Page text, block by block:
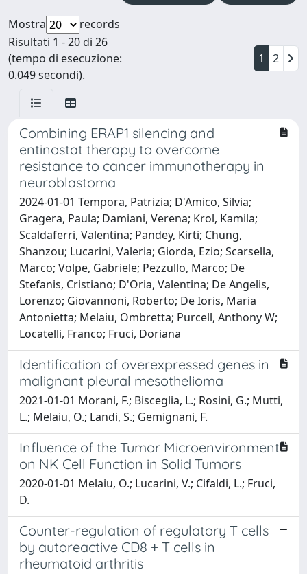
Mostra
records
Risultati 1 - 20 di 26
(tempo di esecuzione:
0.049 secondi).
1 2
Combining ERAP1 silencing and
entinostat therapy to overcome
resistance to cancer immunotherapy in
neuroblastoma
2024-01-01 Tempora, Patrizia; D'Amico, Silvia;
Gragera, Paula; Damiani, Verena; Krol, Kamila;
Scaldaferri, Valentina; Pandey, Kirti; Chung,
Shanzou; Lucarini, Valeria; Giorda, Ezio; Scarsella,
Marco; Volpe, Gabriele; Pezzullo, Marco; De
Stefanis, Cristiano; D'Oria, Valentina; De Angelis,
Lorenzo; Giovannoni, Roberto; De Ioris, Maria
Antonietta; Melaiu, Ombretta; Purcell, Anthony W;
Locatelli, Franco; Fruci, Doriana
Identification of overexpressed genes in
malignant pleural mesothelioma
2021-01-01 Morani, F.; Bisceglia, L.; Rosini, G.; Mutti,
L.; Melaiu, O.; Landi, S.; Gemignani, F.
Influence of the Tumor Microenvironment
on NK Cell Function in Solid Tumors
2020-01-01 Melaiu, O.; Lucarini, V.; Cifaldi, L.; Fruci,
D.
Counter-regulation of regulatory T cells
by autoreactive CD8 + T cells in
rheumatoid arthritis